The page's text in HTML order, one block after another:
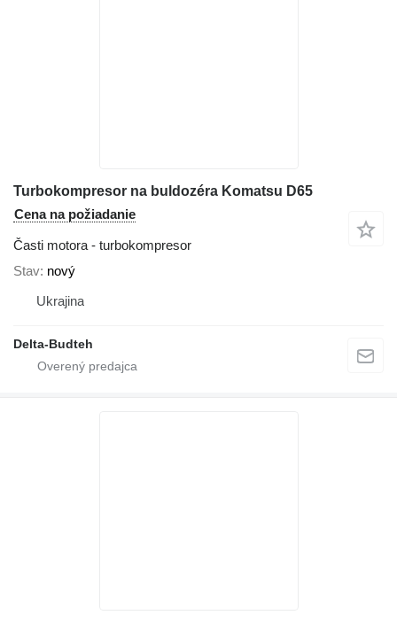
Turbokompresor na buldozéra Komatsu D65
Cena na požiadanie
Časti motora - turbokompresor
Stav nový
Ukrajina
Delta-Budteh